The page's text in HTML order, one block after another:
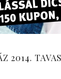
2014.